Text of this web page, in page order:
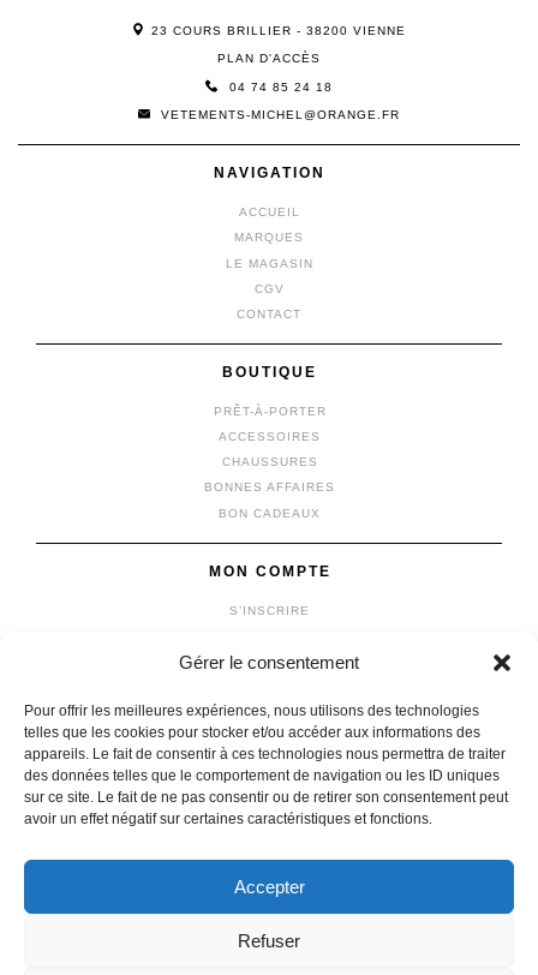
Gérer le consentement
Pour offrir les meilleures expériences, nous utilisons des technologies
telles que les cookies pour stocker et/ou accéder aux informations des
appareils. Le fait de consentir à ces technologies nous permettra de traiter
des données telles que le comportement de navigation ou les ID uniques
sur ce site. Le fait de ne pas consentir ou de retirer son consentement peut
avoir un effet négatif sur certaines caractéristiques et fonctions.
Accepter
Refuser
23 COURS BRILLIER - 38200 VIENNE
PLAN D'ACCÈS
04 74 85 24 18
VETEMENTS-MICHEL@ORANGE.FR
NAVIGATION
ACCUEIL
MARQUES
LE MAGASIN
CGV
CONTACT
BOUTIQUE
PRÊT-À-PORTER
ACCESSOIRES
CHAUSSURES
BONNES AFFAIRES
BON CADEAUX
MON COMPTE
S’INSCRIRE
MON COMPTE
MON PANIER